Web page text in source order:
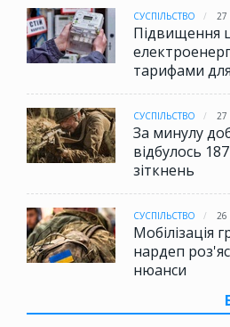
СУСПІЛЬСТВО 27
Підвищення
тарифами
СУСПІЛЬСТВО 27
За минулу
відбулось
зіткнень
СУСПІЛЬСТВО 26
Мобілізація
нардеп
нюанси